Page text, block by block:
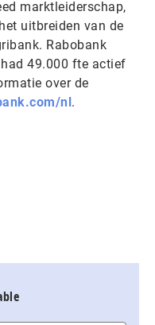
marktleiderschap,
uitbreiden van de
Rabobank
49.000 fte actief
over de
nl.